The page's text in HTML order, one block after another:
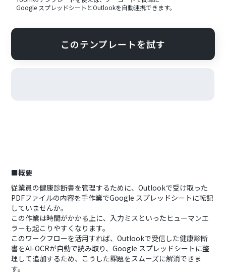
Google スプレッドシート とOutlookを自動連携できます。
このテンプレートを試す
■概要
従業員の健康診断書を管理するために、Outlookで受け取った
PDFファイルの内容を手作業でGoogle スプレッドシートに転記
していませんか。
この作業は時間がかかる上に、入力ミスといったヒューマンエ
ラーも起こりやすくなります。
このワークフローを活用すれば、Outlookで受信した健康診断
書をAI-OCRが自動で読み取り、Google スプレッドシートに整
理して追加するため、こうした課題をスムーズに解消できま
す。